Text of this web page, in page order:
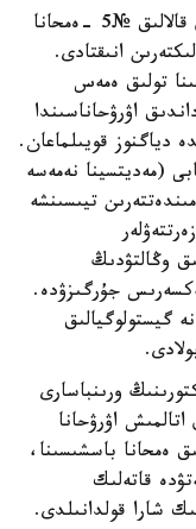
تەكسەرۋ كوميسسياسى سونىمەن قاتار ورال قالالىق №5 -ەمحانا
انىقتادى.
تولىق ەمەس
اۋرۋحاناسىندا
دياگنوز قويىلماعان.
ورگاندارى ق ر ق ك 317-بابى (مەديتسينا نەمەسە
تيىسىنشە
زەرتتەۋلەر
وڭالتۋدىڭ
جۇرگىزۋدە.
گيستولوگيالىق
ورىنباسارى
اۋرۋحانا
احمەتوۆا مەن №5 -قالالىق ەمحانا باسشىسىنا،
قاتەلىك
شارا قولدانىلدى.